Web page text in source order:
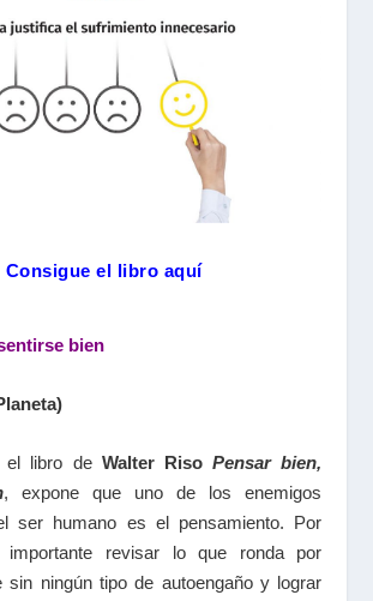
Consigue el libro aquí
bien
el libro de Walter Riso Pensar bien,
, expone que uno de los enemigos
ser humano es el pensamiento. Por
revisar lo que ronda por
sin ningún tipo de autoengaño y lograr